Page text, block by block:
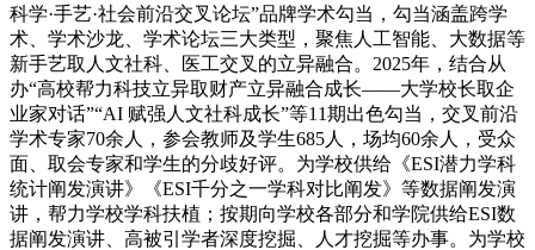
科学·手艺·社会前沿交叉论坛”品牌学术勾当，勾当涵盖跨学
术、学术沙龙、学术论坛三大类型，聚焦人工智能、大数据等
新手艺取人文社科、医工交叉的立异融合。2025年，结合从
办“高校帮力科技立异取财产立异融合成长——大学校长取企
业家对话”“AI 赋强人文社科成长”等11期出色勾当，交叉前沿
学术专家70余人，参会教师及学生685人，场均60余人，受众
面、取会专家和学生的分歧好评。为学校供给《ESI潜力学科
统计阐发演讲》《ESI千分之一学科对比阐发》等数据阐发演
讲，帮力学校学科扶植；按期向学校各部分和学院供给ESI数
据阐发演讲、高被引学者深度挖掘、人才挖掘等办事。为学校